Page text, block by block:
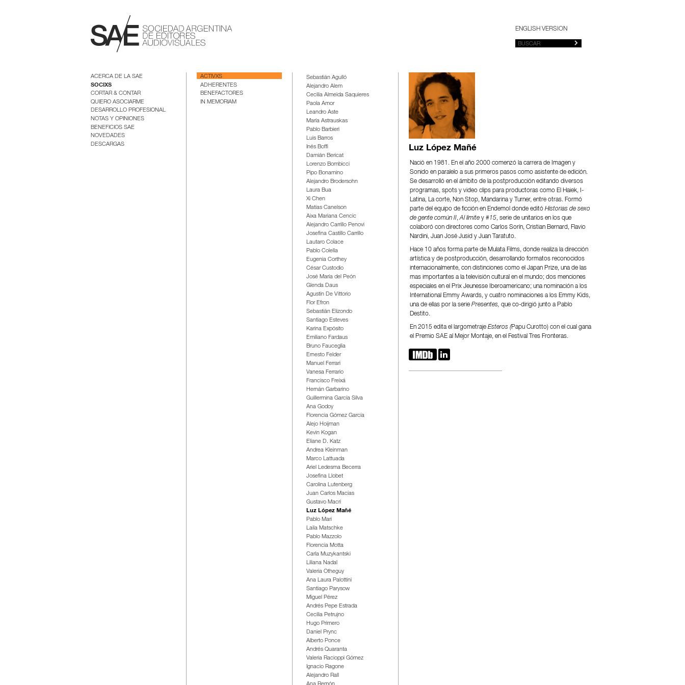
ENGLISH VERSION
ACERCA DE LA SAE
SOCIXS
CORTAR & CONTAR
QUIERO ASOCIARME
DESARROLLO PROFESIONAL
NOTAS Y OPINIONES
BENEFICIOS SAE
NOVEDADES
DESCARGAS
ACTIVXS
ADHERENTES
BENEFACTORES
IN MEMORIAM
Sebastián Agulló
Alejandro Alem
Cecilia Almeida Saquieres
Paola Amor
Leandro Aste
María Astrauskas
Pablo Barbieri
Luis Barros
Inés Boffi
Damián Bericat
Lorenzo Bombicci
Pipo Bonamino
Alejandro Brodersohn
Laura Bua
Xi Chen
Matías Canelson
Aixa Mariana Cencic
Alejandro Carrillo Penovi
Josefina Castillo Carrillo
Lautaro Colace
Pablo Colella
Eugenia Corthey
César Custodio
José María del Peón
Glenda Daus
Agustín De Vittorio
Flor Efron
Sebastián Elizondo
Santiago Esteves
Karina Expósito
Emiliano Fardaus
Bruno Fauceglia
Ernesto Felder
Manuel Ferrari
Vanesa Ferrario
Francisco Freixá
Hernán Garbarino
Guillermina García Silva
Ana Godoy
Florencia Gómez García
Alejo Hoijman
Kevin Kogan
Eliane D. Katz
Andrea Kleinman
Marco Lattuada
Ariel Ledesma Becerra
Josefina Llobet
Carolina Lutenberg
Juan Carlos Macías
Gustavo Macri
Luz López Mañé
Pablo Mari
Laila Matschke
Pablo Mazzolo
Florencia Motta
Carla Muzykantski
Liliana Nadal
Valeria Otheguy
Ana Laura Palottini
Santiago Parysow
Miguel Pérez
Andrés Pepe Estrada
Cecilia Petrujno
Hugo Primero
Daniel Prync
Alberto Ponce
Andrés Quaranta
Valeria Racioppi Gómez
Ignacio Ragone
Alejandro Rall
Luz López Mañé
Nació en 1981. En el año 2000 comenzó la carrera de Imagen y
Sonido en paralelo a sus primeros pasos como asistente de edición.
Se desarrolló en el ámbito de la postproducción editando diversos
programas, spots y video clips para productoras como El Haiek, I-
Latina, La corte, Non Stop, Mandarina y Turner, entre otras. Formó
parte del equipo de ficción en Endemol donde editó Historias de sexo
de gente común II,Al límitey #15, serie de unitarios en los que
colaboró con directores como Carlos Sorín, Cristian Bernard, Flavio
Nardini, Juan José Jusid y Juan Taratuto.
Hace 10 años forma parte de Mulata Films, donde realiza la dirección
artística y de postproducción, desarrollando formatos reconocidos
internacionalmente, con distinciones como el Japan Prize, una de las
mas importantes a la televisión cultural en el mundo; dos menciones
especiales en el Prix Jeunesse Iberoamericano; una nominación a los
International Emmy Awards, y cuatro nominaciones a los Emmy Kids,
una de ellas por la serie Presentes, que co-dirigió junto a Pablo
Destito.
En 2015 edita el largometraje Esteros (Papu Curotto) con el cual gana
el Premio SAE al Mejor Montaje, en el Festival Tres Fronteras.
 